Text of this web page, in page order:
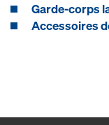
Garde-corps
Accessoires